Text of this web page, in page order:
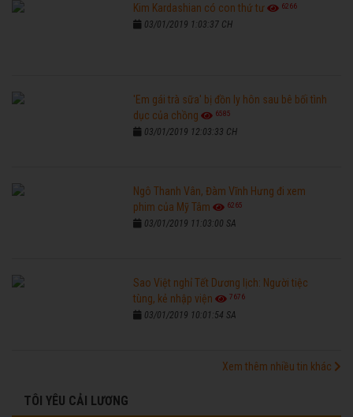
Kim Kardashian có con thứ tư 6266
03/01/2019 1:03:37 CH
'Em gái trà sữa' bị đồn ly hôn sau bê bối tình
dục của chồng
6585
03/01/2019 12:03:33 CH
Ngô Thanh Vân, Đàm Vĩnh Hưng đi xem
phim của Mỹ Tâm
6265
03/01/2019 11:03:00 SA
Sao Việt nghỉ Tết Dương lịch: Người tiệc
tùng, kẻ nhập viện
7676
03/01/2019 10:01:54 SA
Xem thêm nhiều tin khác
TÔI YÊU CẢI LƯƠNG